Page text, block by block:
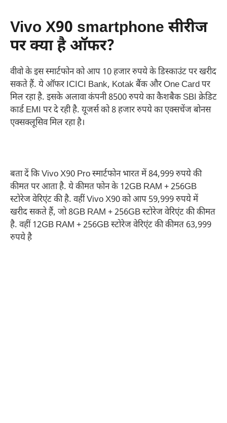
Vivo X90 smartphone सीरीज
पर क्या है ऑफर?
वीवो के इस स्मार्टफोन को आप 10 हजार रुपये के डिस्काउंट पर खरीद
सकते हैं. ये ऑफर ICICI Bank, Kotak बैंक और One Card पर
मिल रहा है. इसके अलावा कंपनी 8500 रुपये का कैशबैक SBI क्रेडिट
कार्ड EMI पर दे रही है. यूजर्स को 8 हजार रुपये का एक्सचेंज बोनस
एक्सक्लूसिव मिल रहा है।
बता दें कि Vivo X90 Pro स्मार्टफोन भारत में 84,999 रुपये की
कीमत पर आता है. ये कीमत फोन के 12GB RAM + 256GB
स्टोरेज वेरिएंट की है. वहीं Vivo X90 को आप 59,999 रुपये में
खरीद सकते हैं, जो 8GB RAM + 256GB स्टोरेज वेरिएंट की कीमत
है. वहीं 12GB RAM + 256GB स्टोरेज वेरिएंट की कीमत 63,999
रुपये है